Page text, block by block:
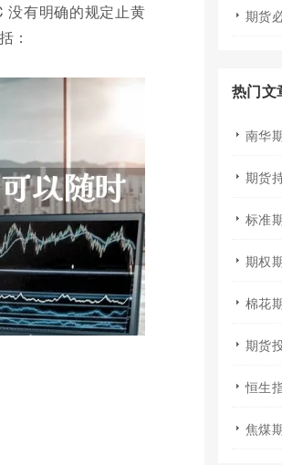
没有明确的规定止黄
：
热门文
棉花